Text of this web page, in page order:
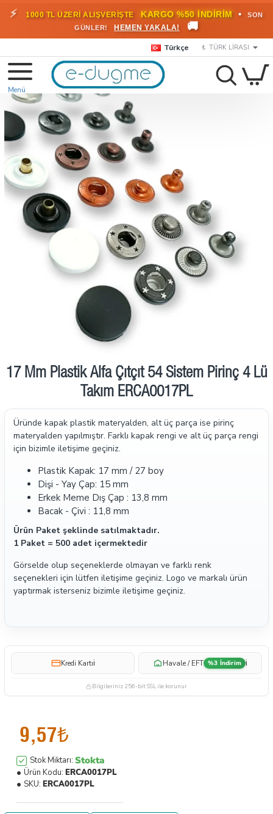
🎁 2000 TL ÜZERİ SİPARİŞLERDE KARGO BEDAVA! •
HEMEN
FAYDALANIN
🚚
Türkçe ₺ TÜRK LIRASI
17 Mm Plastik Alfa Çıtçıt 54 Sistem Pirinç 4 Lü
Takım ERCA0017PL
Üründe kapak plastik materyalden, alt üç parça ise pirinç
materyalden yapılmıştır. Farklı kapak rengi ve alt üç parça rengi
için bizimle iletişime geçiniz.
Plastik Kapak: 17 mm / 27 boy
Dişi - Yay Çap: 15 mm
Erkek Meme Dış Çap : 13,8 mm
Bacak - Çivi : 11,8 mm
Ürün Paket şeklinde satılmaktadır.
1 Paket = 500 adet içermektedir
Görselde olup seçeneklerde olmayan ve farklı renk
seçenekleri için lütfen iletişime geçiniz. Logo ve markalı ürün
yaptırmak isterseniz bizimle iletişime geçiniz.
Kredi Kartıi Havale / EFT %3 İndirim i
Bilgileriniz 256-bit SSL ile korunur
9,57₺
Stok Miktarı: Stokta
Ürün Kodu: ERCA0017PL
SKU: ERCA0017PL